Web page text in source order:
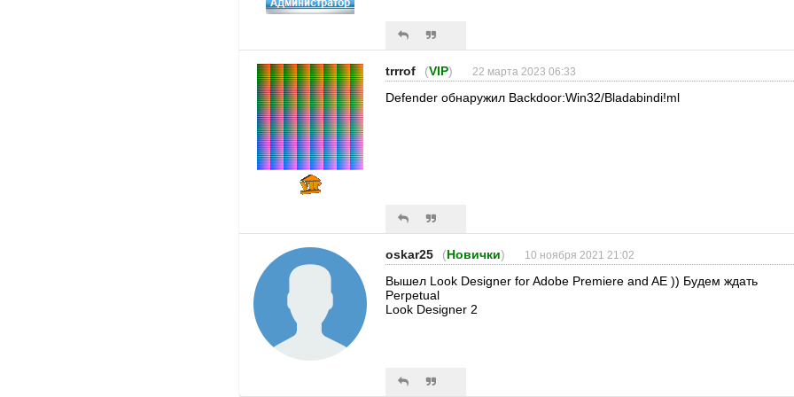
trrrof (VIP) 22 марта 2023 06:33
Defender обнаружил Backdoor:Win32/Bladabindi!ml
oskar25 (Новички) 10 ноября 2021 21:02
Вышел Look Designer for Adobe Premiere and AE )) Будем ждать
Perpetual
Look Designer 2